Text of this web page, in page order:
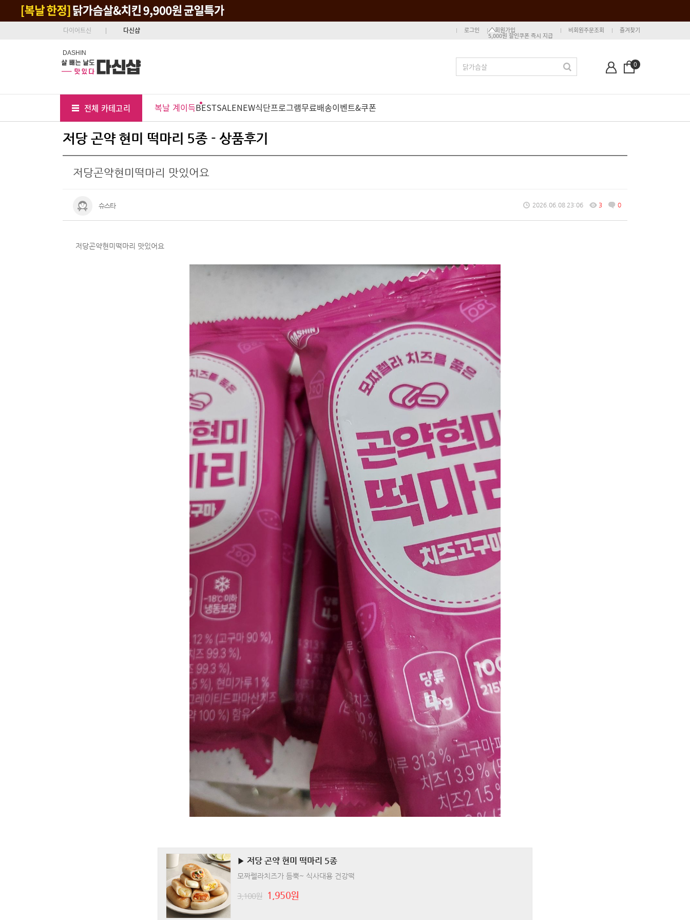
다이어트신 다신샵 로그인 회원가입
5,000원 할인쿠폰 즉시 지급
비회원주문조회 즐겨찾기
DASHIN
0
전체 카테고리 복날 계이득BESTSALENEW식단프로그램무료배송이벤트&쿠폰
저당 곤약 현미 떡마리 5종 - 상품후기
저당곤약현미떡마리 맛있어요
슈스타 2026.06.08 23:06 3 0
저당곤약현미떡마리 맛있어요
▶ 저당 곤약 현미 떡마리 5종
모짜렐라치즈가 듬뿍~ 식사대용 건강떡
3,100원 1,950원